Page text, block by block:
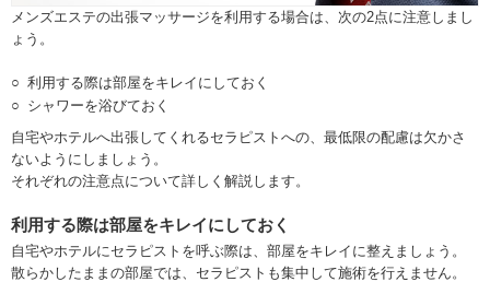
メンズエステの出張マッサージを利用する場合は、次の2点に注意しまし
ょう。
利用する際は部屋をキレイにしておく
シャワーを浴びておく
自宅やホテルへ出張してくれるセラピストへの、最低限の配慮は欠かさ
ないようにしましょう。
それぞれの注意点について詳しく解説します。
利用する際は部屋をキレイにしておく
自宅やホテルにセラピストを呼ぶ際は、部屋をキレイに整えましょう。
散らかしたままの部屋では、セラピストも集中して施術を行えません。